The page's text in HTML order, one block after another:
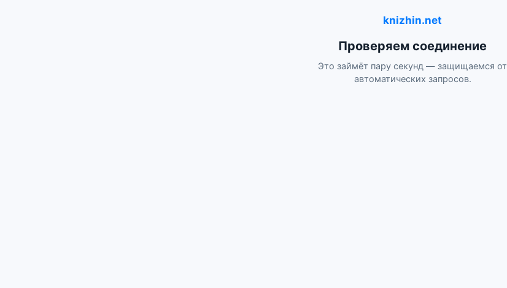
knizhin.net
Проверяем соединение
Это займёт пару секунд — защищаемся от
автоматических запросов.